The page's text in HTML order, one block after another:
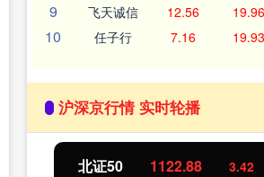
9 飞天诚信 12.56
10 任子行 7.16
沪深京行情 实时轮播
北证50 1122.88 3.42